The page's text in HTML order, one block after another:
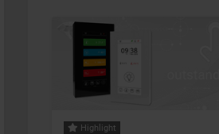
Highlight